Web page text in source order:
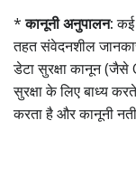
*कानूनी अनुपालन:कई
तहत संवेदनशील
डेटा सुरक्षा कानून (जैसे
सुरक्षा के लिए बाध्य
करता है और कानूनी